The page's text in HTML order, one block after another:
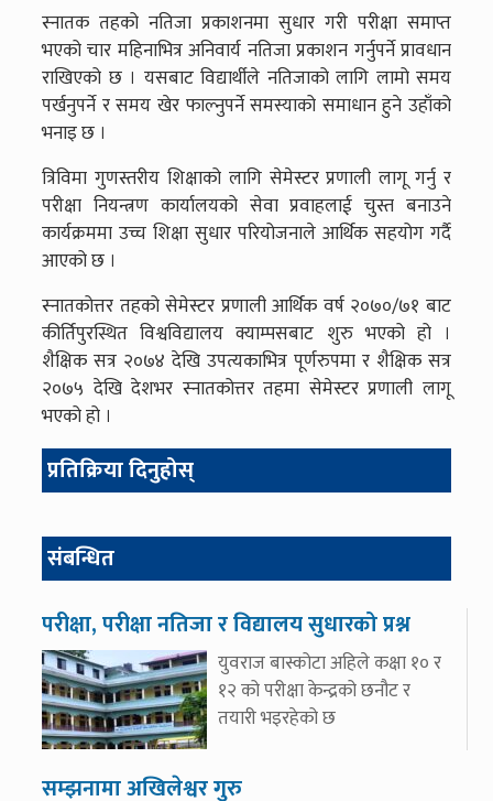
स्नातक तहको नतिजा प्रकाशनमा सुधार गरी परीक्षा समाप्त
भएको चार महिनाभित्र अनिवार्य नतिजा प्रकाशन गर्नुपर्ने प्रावधान
राखिएको छ । यसबाट विद्यार्थीले नतिजाको लागि लामो समय
पर्खनुपर्ने र समय खेर फाल्नुपर्ने समस्याको समाधान हुने उहाँको
भनाइ छ ।
त्रिविमा गुणस्तरीय शिक्षाको लागि सेमेस्टर प्रणाली लागू गर्नु र
परीक्षा नियन्त्रण कार्यालयको सेवा प्रवाहलाई चुस्त बनाउने
कार्यक्रममा उच्च शिक्षा सुधार परियोजनाले आर्थिक सहयोग गर्दै
आएको छ ।
स्नातकोत्तर तहको सेमेस्टर प्रणाली आर्थिक वर्ष २०७०/७१ बाट
कीर्तिपुरस्थित विश्वविद्यालय क्याम्पसबाट शुरु भएको हो ।
शैक्षिक सत्र २०७४ देखि उपत्यकाभित्र पूर्णरुपमा र शैक्षिक सत्र
२०७५ देखि देशभर स्नातकोत्तर तहमा सेमेस्टर प्रणाली लागू
भएको हो ।
प्रतिक्रिया दिनुहोस्
संबन्धित
परीक्षा, परीक्षा नतिजा र विद्यालय सुधारको प्रश्न
युवराज बास्कोटा अहिले कक्षा १० र
१२ को परीक्षा केन्द्रको छनौट र
तयारी भइरहेको छ
सम्झनामा अखिलेश्वर गुरु